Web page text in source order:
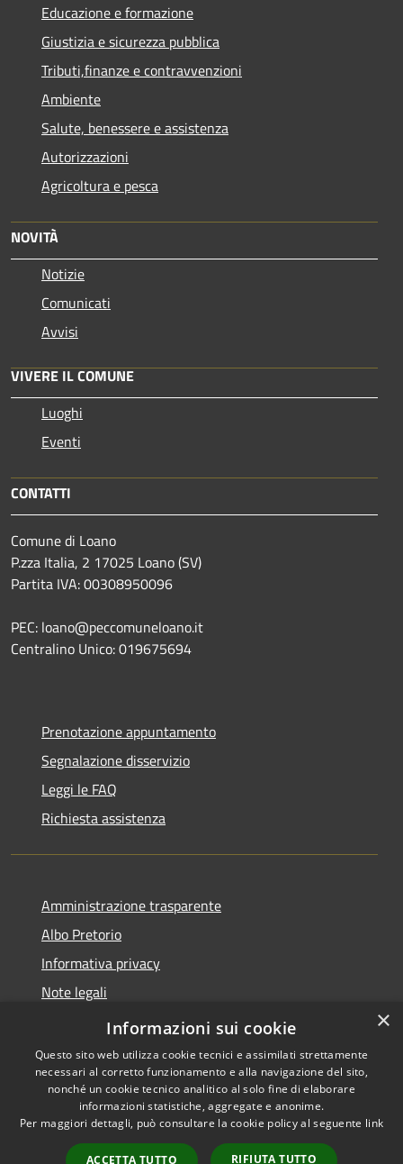
Educazione e formazione
Giustizia e sicurezza pubblica
Tributi,finanze e contravvenzioni
Ambiente
Salute, benessere e assistenza
Autorizzazioni
Agricoltura e pesca
NOVITÀ
Notizie
Comunicati
Avvisi
VIVERE IL COMUNE
Luoghi
Eventi
CONTATTI
Comune di Loano
P.zza Italia, 2 17025 Loano (SV)
Partita IVA: 00308950096
PEC: loano@peccomuneloano.it
Centralino Unico: 019675694
Prenotazione appuntamento
Segnalazione disservizio
Leggi le FAQ
Richiesta assistenza
Amministrazione trasparente
Albo Pretorio
Informativa privacy
Note legali
Dichiarazione di accessibilità
Accessibilità
Copyright © 2026 • Comune di
Loano • Powered by
Municipium• Accesso
×
Informazioni sui cookie
Questo sito web utilizza cookie tecnici e assimilati strettamente
necessari al corretto funzionamento e alla navigazione del sito,
nonché un cookie tecnico analitico al solo fine di elaborare
informazioni statistiche, aggregate e anonime.
Per maggiori dettagli, può consultare la cookie policy al seguente link
ACCETTA TUTTO RIFIUTA TUTTO